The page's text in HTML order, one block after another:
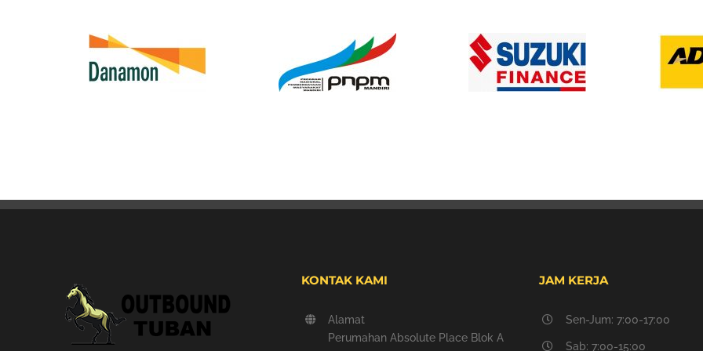
KONTAK KAMI
Alamat
Perumahan Absolute Place Blok A
JAM KERJA
Sen-Jum: 7:00-17:00
Sab: 7:00-15:00